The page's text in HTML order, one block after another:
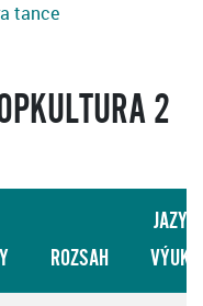
tance
2
ROZSAH
JAZYK
VÝUKY